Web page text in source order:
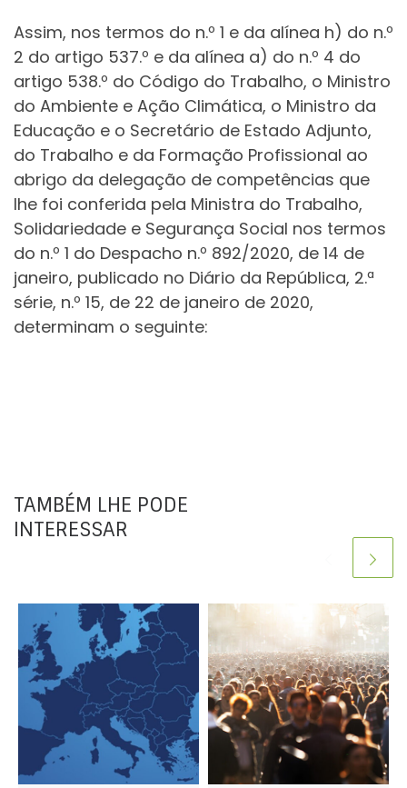
Assim, nos termos do n.º 1 e da alínea h) do n.º
2 do artigo 537.º e da alínea a) do n.º 4 do
artigo 538.º do Código do Trabalho, o Ministro
do Ambiente e Ação Climática, o Ministro da
Educação e o Secretário de Estado Adjunto,
do Trabalho e da Formação Profissional ao
abrigo da delegação de competências que
lhe foi conferida pela Ministra do Trabalho,
Solidariedade e Segurança Social nos termos
do n.º 1 do Despacho n.º 892/2020, de 14 de
janeiro, publicado no Diário da República, 2.ª
série, n.º 15, de 22 de janeiro de 2020,
determinam o seguinte:
TAMBÉM LHE PODE
INTERESSAR